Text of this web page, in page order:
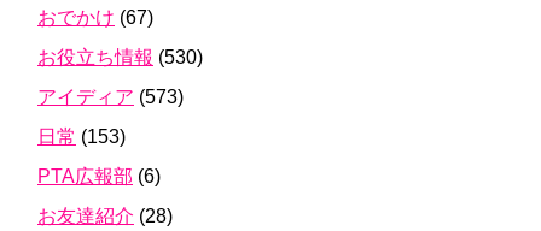
おでかけ (67)
お役立ち情報 (530)
アイディア (573)
日常 (153)
PTA広報部 (6)
お友達紹介 (28)